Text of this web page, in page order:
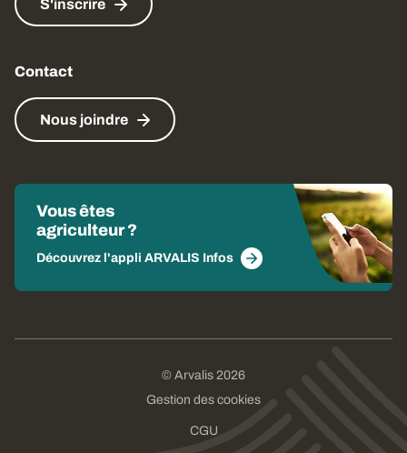
S'inscrire
Contact
Nous joindre
Vous êtes
agriculteur ?
Découvrez l'appli ARVALIS Infos
© Arvalis 2026
Gestion des cookies
CGU